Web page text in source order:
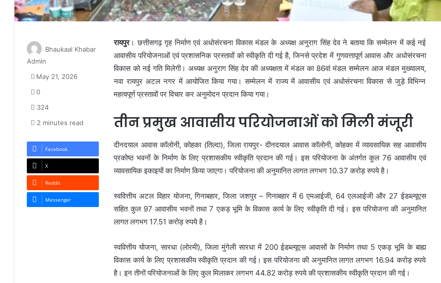
रायपुर। छत्तीसगढ़ गृह निर्माण एवं अधोसंरचना विकास मंडल के अध्यक्ष अनुराग सिंह देव ने बताया कि सम्मेलन में कई नई
आवासीय परियोजनाओं एवं प्रशासनिक प्रस्तावों को स्वीकृति दी गई है, जिनसे प्रदेश में गुणवत्तापूर्ण आवास और अधोसंरचना
विकास को नई गति मिलेगी। अध्यक्ष अनुराग सिंह देव की अध्यक्षता में मंडल का 86वां मंडल सम्मेलन आज मंडल मुख्यालय,
नवा रायपुर अटल नगर में आयोजित किया गया। सम्मेलन में राज्य में आवासीय एवं अधोसंरचना विकास से जुड़े विभिन्न
महत्वपूर्ण प्रस्तावों पर विचार कर अनुमोदन प्रदान किया गया।
तीन प्रमुख आवासीय परियोजनाओं को मिली मंजूरी
दीनदयाल आवास कॉलोनी, कोहका (तिल्दा), जिला रायपुर- दीनदयाल आवास कॉलोनी, कोहका में व्यावसायिक सह आवासीय
प्रकोष्ठ भवनों के निर्माण के लिए प्रशासकीय स्वीकृति प्रदान की गई। इस परियोजना के अंतर्गत कुल 76 आवासीय एवं
व्यावसायिक इकाइयों का निर्माण किया जाएगा। परियोजना की अनुमानित लागत लगभग 10.37 करोड़ रुपये है।
स्ववित्तीय अटल विहार योजना, गिनाबहार, जिला जशपुर – गिनाबहार में 6 एमआईजी, 64 एलआईजी और 27 ईडब्ल्यूएस
सहित कुल 97 आवासीय भवनों तथा 7 एकड़ भूमि के विकास कार्य के लिए स्वीकृति दी गई। इस परियोजना की अनुमानित
लागत लगभग 17.51 करोड़ रुपये है।
स्ववित्तीय योजना, सारधा (लोरमी), जिला मुंगेली सारधा में 200 ईडब्ल्यूएस आवासों के निर्माण तथा 5 एकड़ भूमि के बाह्य
विकास कार्य के लिए प्रशासकीय स्वीकृति प्रदान की गई। इस परियोजना की अनुमानित लागत लगभग 16.94 करोड़ रुपये
है। इन तीनों परियोजनाओं के लिए कुल मिलाकर लगभग 44.82 करोड़ रुपये की प्रशासकीय स्वीकृति प्रदान की गई।
Bhaukaal Khabar
Admin
May 21, 2026
0
324
2 minutes read
Facebook
X
Reddit
Messenger